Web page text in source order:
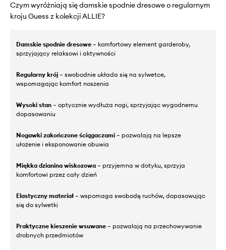
Czym wyróżniają się damskie spodnie dresowe o regularnym
kroju Guess z kolekcji ALLIE?
Damskie spodnie dresowe – komfortowy element garderoby,
sprzyjający relaksowi i aktywności
Regularny krój – swobodnie układa się na sylwetce,
wspomagając komfort noszenia
Wysoki stan – optycznie wydłuża nogi, sprzyjając wygodnemu
dopasowaniu
Nogawki zakończone ściągaczami – pozwalają na lepsze
ułożenie i eksponowanie obuwia
Miękka dzianina wiskozowa – przyjemna w dotyku, sprzyja
komfortowi przez cały dzień
Elastyczny materiał – wspomaga swobodę ruchów, dopasowując
się do sylwetki
Praktyczne kieszenie wsuwane – pozwalają na przechowywanie
drobnych przedmiotów